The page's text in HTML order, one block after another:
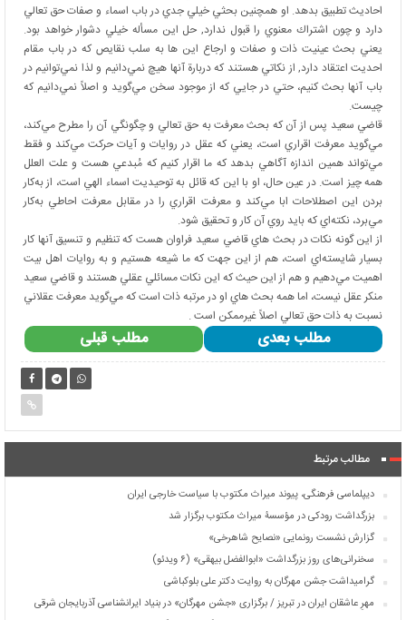
احاديث تطبيق بدهد. او همچنين بحثي خيلي جدي در باب اسماء و صفات حق تعالي
دارد و چون اشتراك معنوي را قبول ندارد, حل اين مسأله خيلي دشوار خواهد بود.
يعني بحث عينيت ذات و صفات و ارجاع اين ها به سلب نقايص كه در باب مقام
احديت اعتقاد دارد, از نكاتي هستند كه دربارة آنها هيچ نمي‌دانيم و لذا نمي‌توانيم در
باب آنها بحث كنيم، حتي در جايي كه از موجود سخن مي‌گويد و اصلاً نمي‌دانيم كه
چيست.
قاضي سعيد پس از آن كه بحث معرفت به حق تعالي و چگونگي آن را مطرح مي‌كند،
مي‌گويد معرفت اقراري است، يعني كه عقل در روايات و آيات حركت مي‌كند و فقط
مي‌تواند همين اندازه آگاهي بدهد كه ما اقرار كنيم كه مُبدعي هست و علت العلل
همه چيز است. در عين حال، او با اين كه قائل به توحيديت اسماء الهي است،‌ از به‌كار
بردن اين اصطلاحات ابا مي‌كند و معرفت اقراري را در مقابل معرفت احاطي به‌كار
مي‌برد، نكته‌اي كه بايد روي آن كار و تحقيق شود.
از اين گونه نكات در بحث هاي قاضي سعيد فراوان هست كه تنظيم و تنسيق آنها كار
بسيار شايسته‌اي است، هم از اين جهت كه ما شيعه هستيم و به روايات اهل بيت
اهميت مي‌دهيم و هم از اين حيث كه اين نكات مسائلي عقلي هستند و قاضي سعيد
منكر عقل نيست، اما همه بحث هاي او در مرتبه ذات است كه مي‌گويد معرفت عقلاني
نسبت به ذات حق تعالي اصلاً غيرممكن است .
مطلب قبلی مطلب بعدی
مطالب مرتبط
دیپلماسی فرهنگی، پیوند میراث مکتوب با سیاست خارجی ایران
بزرگداشت رودکی در مؤسسۀ میراث مکتوب برگزار شد
گزارش نشست رونمایی «نصایح شاهرخی»
سخنرانی‌های روز بزرگداشت «ابوالفضل بیهقی» (۶ ویدئو)
گرامیداشت جشن مهرگان به روایت دکتر علی بلوکباشی
مهرِ عاشقان ایران در تبریز / برگزاری «جشن مهرگان» در بنیاد ایرانشناسی آذربایجان شرقی